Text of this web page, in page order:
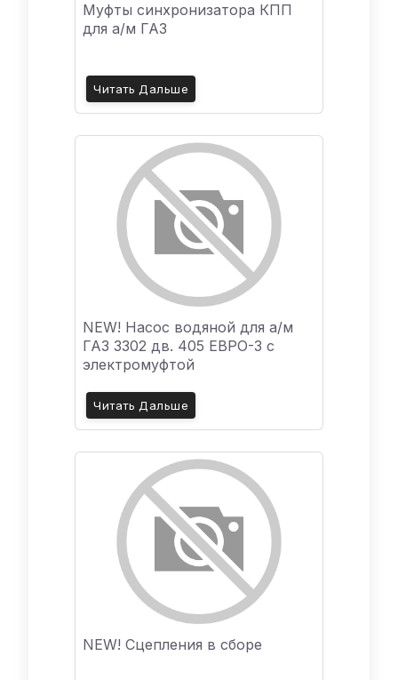
Муфты синхронизатора КПП
для а/м ГАЗ
Читать Дальше
NEW! Насос водяной для а/м
ГАЗ 3302 дв. 405 ЕВРО-3 с
электромуфтой
Читать Дальше
NEW! Сцепления в сборе